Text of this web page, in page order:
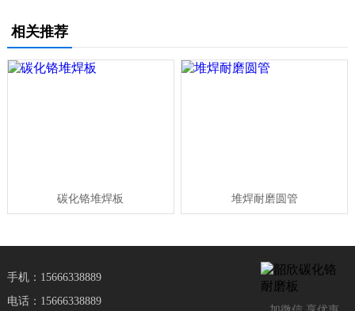
相关推荐
碳化铬堆焊板 堆焊耐磨圆管
手机：15666338889
电话：15666338889